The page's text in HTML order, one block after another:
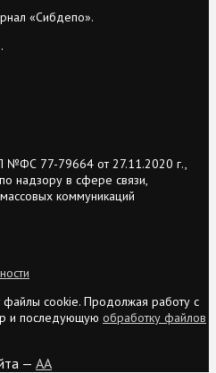
«Сибдепо».
№ФС 77-79664 от 27.11.2020 г.,
надзору в сфере связи,
коммуникаций
файлы cookie. Продолжая работу с
и последующую обработку файлов
— AA